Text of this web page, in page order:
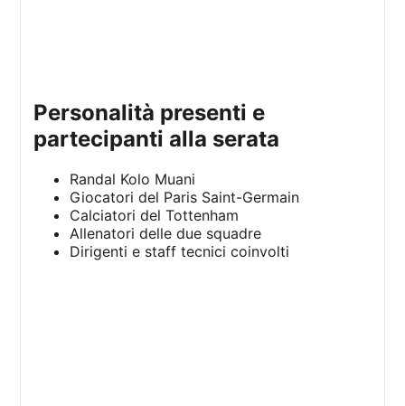
personalità presenti e
partecipanti alla serata
Randal Kolo Muani
Giocatori del Paris Saint-Germain
Calciatori del Tottenham
Allenatori delle due squadre
Dirigenti e staff tecnici coinvolti